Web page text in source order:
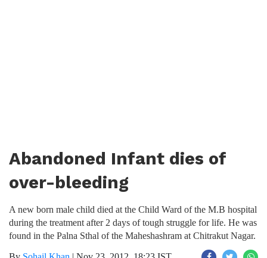
Abandoned Infant dies of
over-bleeding
A new born male child died at the Child Ward of the M.B hospital
during the treatment after 2 days of tough struggle for life. He was
found in the Palna Sthal of the Maheshashram at Chitrakut Nagar.